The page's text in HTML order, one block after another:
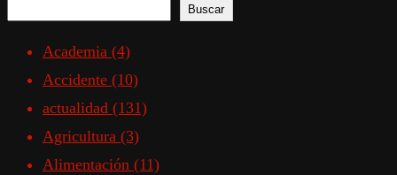
Buscar
Academia (4)
Accidente (10)
actualidad (131)
Agricultura (3)
Alimentación (11)